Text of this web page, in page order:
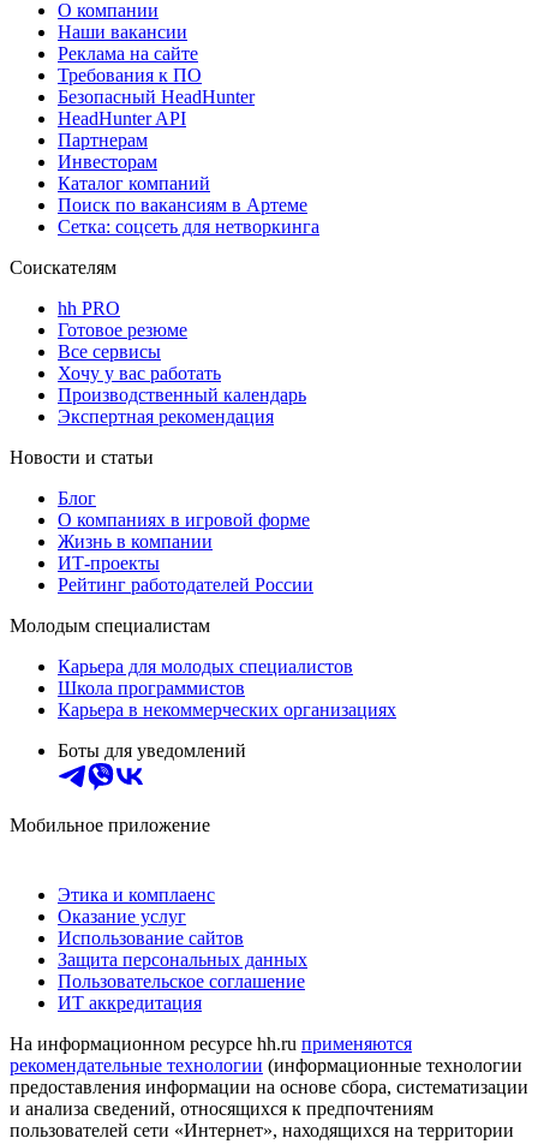
О компании
Наши вакансии
Реклама на сайте
Требования к ПО
Безопасный HeadHunter
HeadHunter API
Партнерам
Инвесторам
Каталог компаний
Поиск по вакансиям в Артеме
Сетка: соцсеть для нетворкинга
Соискателям
hh PRO
Готовое резюме
Все сервисы
Хочу у вас работать
Производственный календарь
Экспертная рекомендация
Новости и статьи
Блог
О компаниях в игровой форме
Жизнь в компании
ИТ-проекты
Рейтинг работодателей России
Молодым специалистам
Карьера для молодых специалистов
Школа программистов
Карьера в некоммерческих организациях
Боты для уведомлений
Мобильное приложение
Этика и комплаенс
Оказание услуг
Использование сайтов
Защита персональных данных
Пользовательское соглашение
ИТ аккредитация
На информационном ресурсе hh.ru применяются
рекомендательные технологии (информационные технологии
предоставления информации на основе сбора, систематизации
и анализа сведений, относящихся к предпочтениям
пользователей сети «Интернет», находящихся на территории